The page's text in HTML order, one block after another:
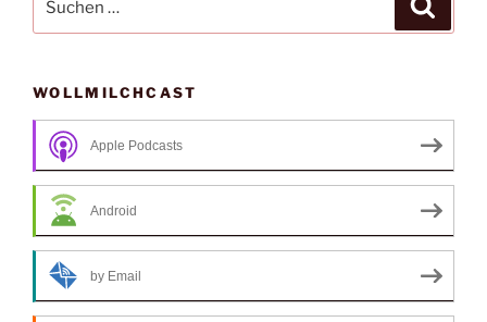
nach:
WOLLMILCHCAST
Apple Podcasts
Android
by Email